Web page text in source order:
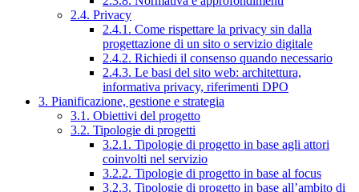
2.4. Privacy
2.4.1. Come rispettare la privacy sin dalla
progettazione di un sito o servizio digitale
2.4.2. Richiedi il consenso quando necessario
2.4.3. Le basi del sito web: architettura,
informativa privacy, riferimenti DPO
3. Pianificazione, gestione e strategia
3.1. Obiettivi del progetto
3.2. Tipologie di progetti
3.2.1. Tipologie di progetto in base agli attori
coinvolti nel servizio
3.2.2. Tipologie di progetto in base al focus
3.2.3. Tipologie di progetto in base all’ambito di